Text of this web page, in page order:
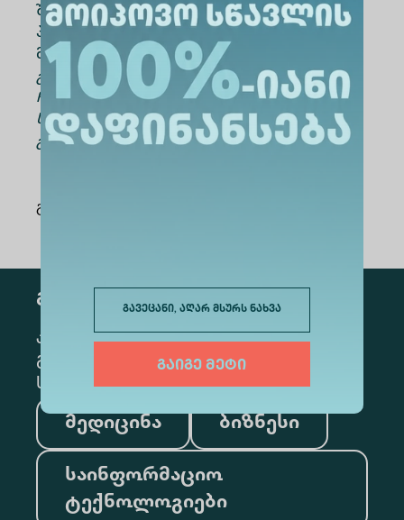
გავეცანი, აღარ მსურს ნახვა
გაიგე მეტი
შესახებ განცხადება წარმოადგინოს
პრეზიდენტის ერთიანი აქტის გამოცემიდან
მომდევნო წლის ივნისამდე.
გაითვალისწინეთ: ამ გზით აბიტურიენტის
ჩარიცხვა გამორიცხავს მოპოვებული
სახელმწიფო სასწავლო გრანტის
გამოყენების შესაძლებლობას.
გაზიარება
გამოწერა
კონკრეტული მიმართულების
გამოსაწერად, მონიშნეთ შესაბამისი
სექცია
მედიცინა ბიზნესი
საინფორმაციო
ტექნოლოგიები